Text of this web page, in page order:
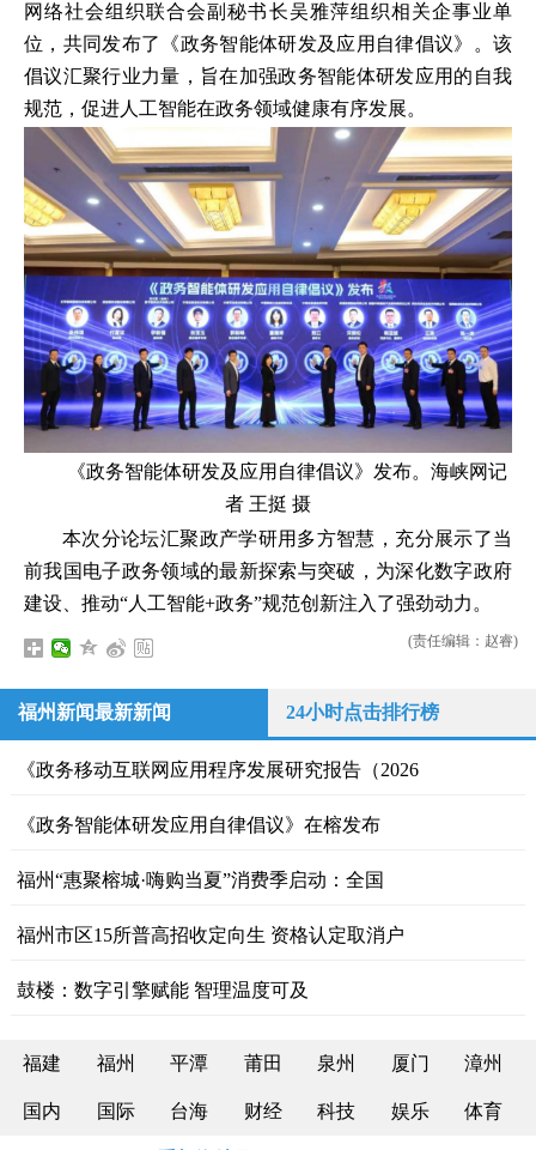
网络社会组织联合会副秘书长吴雅萍组织相关企事业单
位，共同发布了《政务智能体研发及应用自律倡议》。该
倡议汇聚行业力量，旨在加强政务智能体研发应用的自我
规范，促进人工智能在政务领域健康有序发展。
《政务智能体研发及应用自律倡议》发布。海峡网记
者 王挺 摄
本次分论坛汇聚政产学研用多方智慧，充分展示了当
前我国电子政务领域的最新探索与突破，为深化数字政府
建设、推动“人工智能+政务”规范创新注入了强劲动力。
(责任编辑：赵睿)
福州新闻最新新闻 24小时点击排行榜
《政务移动互联网应用程序发展研究报告（2026
《政务智能体研发应用自律倡议》在榕发布
福州“惠聚榕城·嗨购当夏”消费季启动：全国
福州市区15所普高招收定向生 资格认定取消户
鼓楼：数字引擎赋能 智理温度可及
福建 福州 平潭 莆田 泉州 厦门 漳州
国内 国际 台海 财经 科技 娱乐 体育